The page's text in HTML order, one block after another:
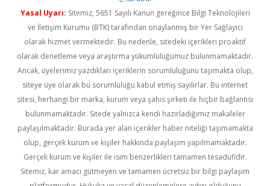
Yasal Uyarı: Sitemiz, 5651 Sayılı Kanun gereğince Bilgi Teknolojileri
ve İletişim Kurumu (BTK) tarafından onaylanmış bir Yer Sağlayıcı
olarak hizmet vermektedir. Bu nedenle, sitedeki içerikleri proaktif
olarak denetleme veya araştırma yükümlülüğümüz bulunmamaktadır.
Ancak, üyelerimiz yazdıkları içeriklerin sorumluluğunu taşımakta olup,
siteye üye olarak bu sorumluluğu kabul etmiş sayılırlar. Bu internet
sitesi, herhangi bir marka, kurum veya şahıs şirketi ile hiçbir bağlantısı
bulunmamaktadır. Sitede yalnızca kendi hazırladığımız makaleler
paylaşılmaktadır. Burada yer alan içerikler haber niteliği taşımamakta
olup, gerçek kurum ve kişiler hakkında paylaşım yapılmamaktadır.
Gerçek kurum ve kişiler ile isim benzerlikleri tamamen tesadüfidir.
Sitemiz, kar amacı gütmeyen ve tamamen ücretsiz bir bilgi paylaşım